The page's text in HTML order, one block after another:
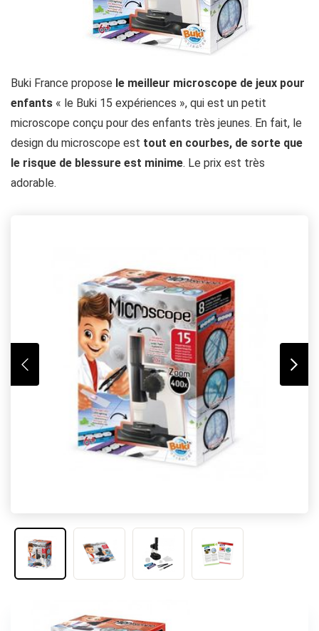
Buki France propose le meilleur microscope de jeux pour
enfants « le Buki 15 expériences », qui est un petit
microscope conçu pour des enfants très jeunes. En fait, le
design du microscope est tout en courbes, de sorte que
le risque de blessure est minime. Le prix est très
adorable.